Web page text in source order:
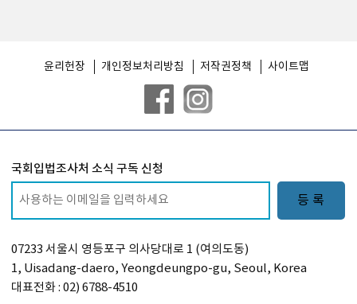
윤리헌장 개인정보처리방침 저작권정책 사이트맵
07233 서울시 영등포구 의사당대로 1 (여의도동)
1, Uisadang-daero, Yeongdeungpo-gu, Seoul, Korea
대표전화 : 02) 6788-4510
국회입법조사처 소식 구독 신청
등 록